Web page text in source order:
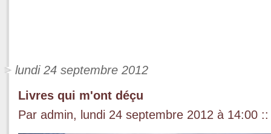
lundi 24 septembre 2012
Livres qui m'ont déçu
Par admin, lundi 24 septembre 2012 à 14:00 ::